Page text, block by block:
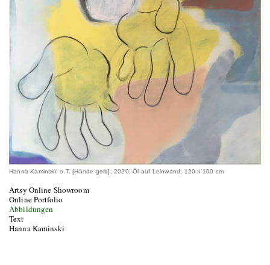
Hanna Kaminski: o.T. [Hände gelb], 2020, Öl auf Leinwand, 120 x 100 cm
Artsy Online Showroom
Online Portfolio
Abbildungen
Text
Hanna Kaminski